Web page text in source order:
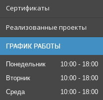
Сертификаты
Реализованные проекты
ГРАФИК РАБОТЫ
Понедельник 10:00
18:00
Вторник
10:00
18:00
Среда
10:00
18:00